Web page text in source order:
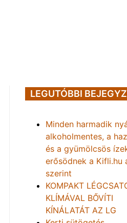
LEGUTÓBBI
Minden harmadik
alkoholmentes, a
és a gyümölcsös
erősödnek a Kifli.hu
szerint
KOMPAKT
KLÍMÁVAL BŐVÍTI
KÍNÁLATÁT AZ LG